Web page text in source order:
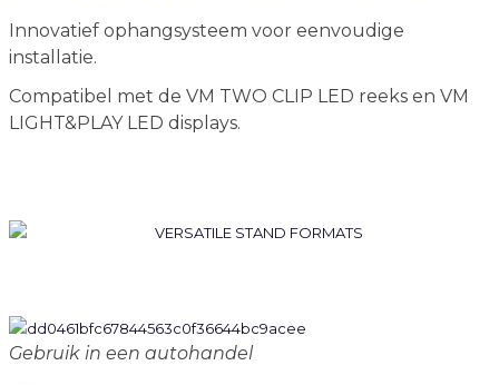
Innovatief ophangsysteem voor eenvoudige
installatie.
Compatibel met de VM TWO CLIP LED reeks en VM
LIGHT&PLAY LED displays.
Gebruik in een autohandel